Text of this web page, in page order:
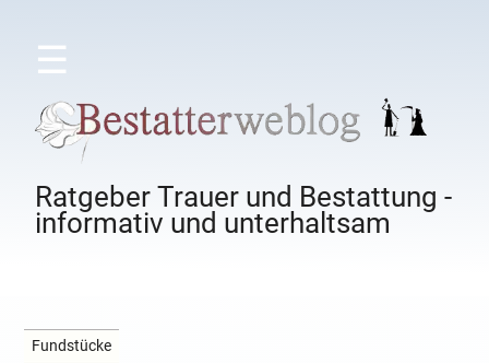
☰
Ratgeber Trauer und Bestattung -
informativ und unterhaltsam
Fundstücke